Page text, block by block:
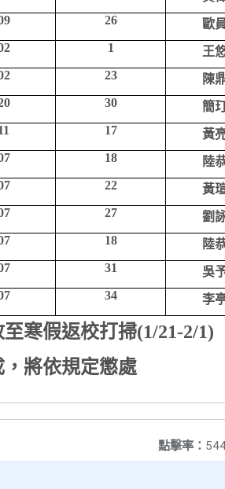
26
歐
1
王
23
陳
30 簡
17
黃
18
陸
22
黃
27 劉
18
陸
31
吳
34 李
寒假返校打掃(1/21-2/1)
， 將依規定懲處
點擊率：